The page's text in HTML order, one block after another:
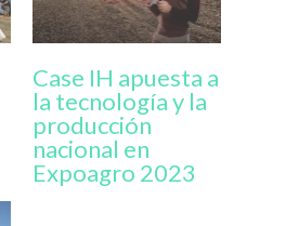
Case IH apuesta a
la tecnología y la
producción
nacional en
Expoagro 2023